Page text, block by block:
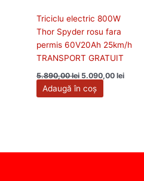
Triciclu electric 800W
Thor Spyder rosu fara
permis 60V20Ah 25km/h
TRANSPORT GRATUIT
5.890,00lei 5.090,00lei
Adaugă în coș